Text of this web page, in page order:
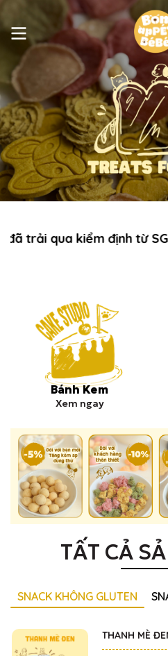
Không chứa
mùi hay gia
Bánh Kem
Xem ngay
TẤT CẢ
SNACK KHÔNG GLUTEN
THANH MÈ